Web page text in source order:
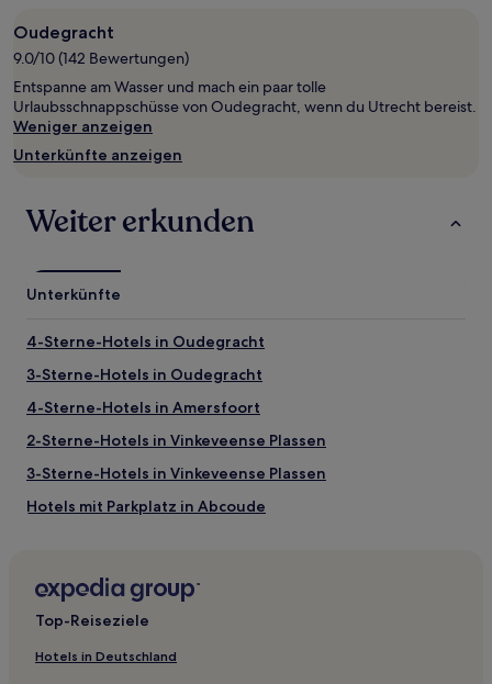
mit
1 Übernachtung
von
2 Erwachsenen
gefunden
wurde.
Preise
und
können
sich
Es
können
zusätzliche
gelten.
Oudegracht
9.0/10 (142 Bewertungen)
Entspanne am Wasser und mach ein paar tolle
Urlaubsschnappschüsse von Oudegracht, wenn du Utrecht bereist.
Weniger anzeigen
Unterkünfte anzeigen
Weiter erkunden
Unterkünfte
4-Sterne-Hotels in Oudegracht
3-Sterne-Hotels in Oudegracht
4-Sterne-Hotels in Amersfoort
2-Sterne-Hotels in Vinkeveense Plassen
3-Sterne-Hotels in Vinkeveense Plassen
Hotels mit Parkplatz in Abcoude
Hotels mit Parkplatz nahe Oudegracht
Top-Reiseziele
Hotels in Deutschland